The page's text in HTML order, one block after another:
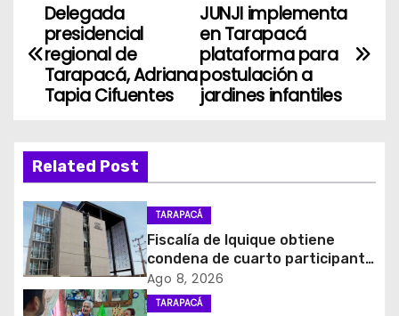
N
a
g
a
c
i
JUNJI implementa
en Tarapacá
plataforma para
postulación a
jardines infantiles
Delegada
presidencial
regional de
Tarapacá, Adriana
Tapia Cifuentes
Related Post
TARAPACÁ
Fiscalía de Iquique obtiene
condena de cuarto participante
en violento asalto a
comerciante
Ago 8, 2026
TARAPACÁ